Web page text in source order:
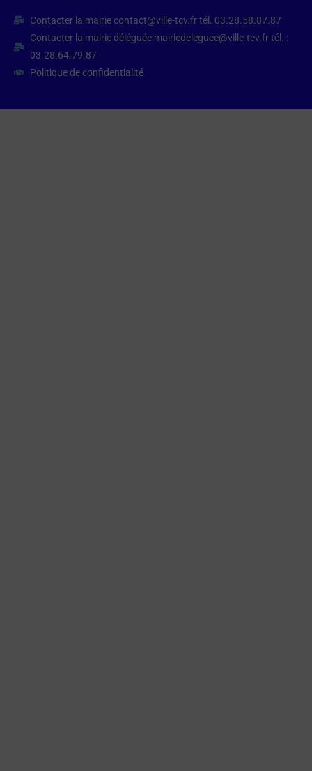
Contacter la mairie contact@ville-tcv.fr tél. 03.28.58.87.87
Contacter la mairie déléguée mairiedeleguee@ville-tcv.fr tél. :
03.28.64.79.87
Politique de confidentialité